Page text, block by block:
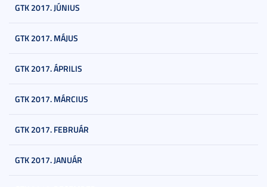
GTK 2017. JÚNIUS
GTK 2017. MÁJUS
GTK 2017. ÁPRILIS
GTK 2017. MÁRCIUS
GTK 2017. FEBRUÁR
GTK 2017. JANUÁR